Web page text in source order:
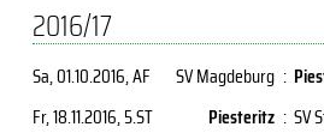
2016/17
Sa, 01.10.2016, AF SV Magdeburg :
Fr, 18.11.2016, 5.ST Piesteritz : SV